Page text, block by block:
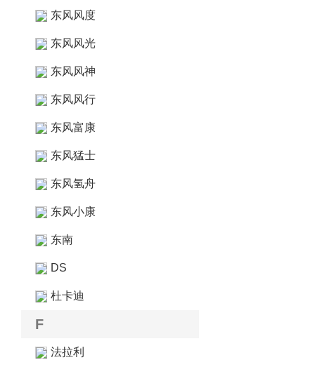
东风风度
东风风光
东风风神
东风风行
东风富康
东风猛士
东风氢舟
东风小康
东南
DS
杜卡迪
F
法拉利